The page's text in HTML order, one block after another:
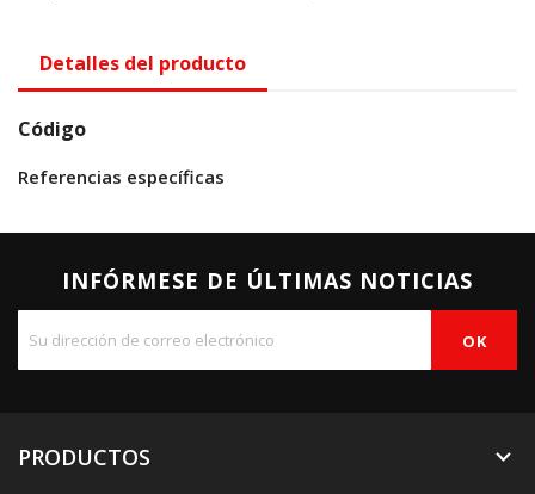
Detalles del producto
Código
Referencias específicas
INFÓRMESE DE ÚLTIMAS NOTICIAS
PRODUCTOS 